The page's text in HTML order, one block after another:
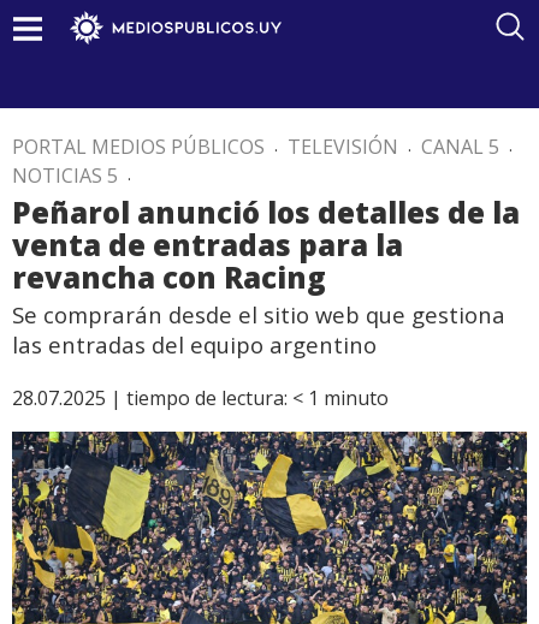
PORTAL MEDIOS PÚBLICOS . TELEVISIÓN . CANAL 5 .
NOTICIAS 5 .
Peñarol anunció los detalles de la
venta de entradas para la
revancha con Racing
Se comprarán desde el sitio web que gestiona
las entradas del equipo argentino
28.07.2025 | tiempo de lectura: < 1 minuto